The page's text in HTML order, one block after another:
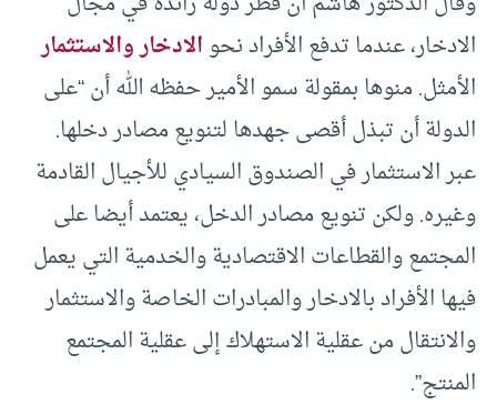
الادخار، عندما تدفع الأفراد نحوالادخار والاستثمار
الأمثل. منوها بمقولة سمو الأمير حفظه الله أن “على
الدولة أن تبذل أقصى جهدها لتنويع مصادر دخلها.
عبر الاستثمار في الصندوق السيادي للأجيال القادمة
وغيره. ولكن تنويع مصادر الدخل، يعتمد أيضا على
المجتمع والقطاعات الاقتصادية والخدمية التي يعمل
فيها الأفراد بالادخار والمبادرات الخاصة والاستثمار
والانتقال من عقلية الاستهلاك إلى عقلية المجتمع
المنتج”.